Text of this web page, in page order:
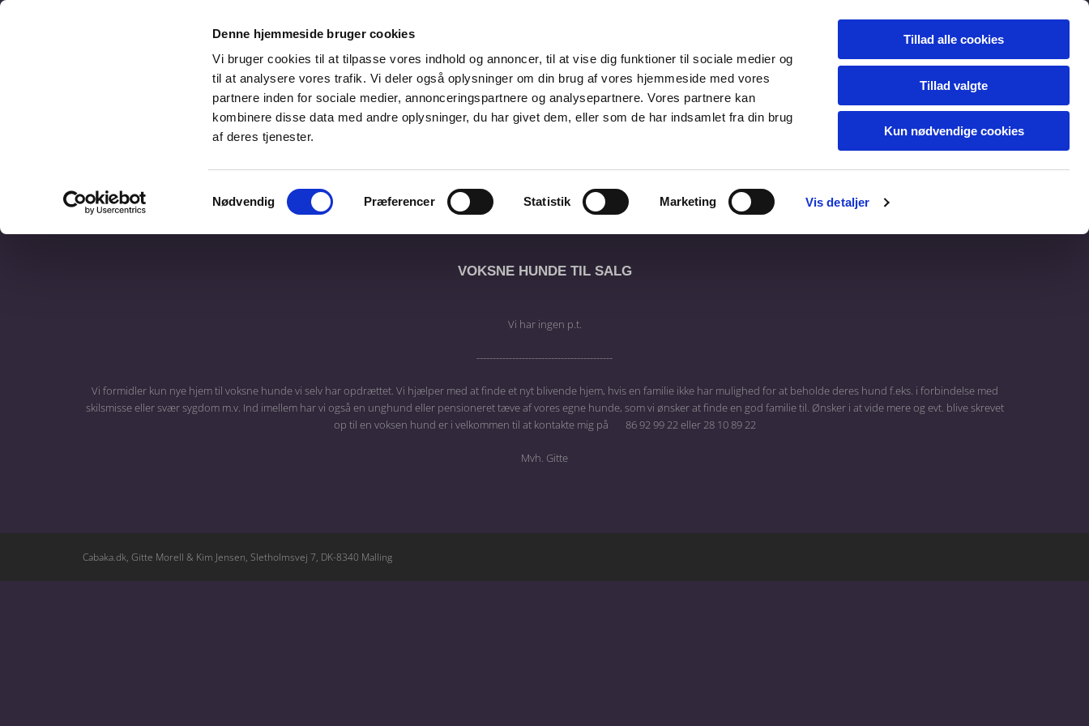
Denne hjemmeside bruger cookies
Vi bruger cookies til at tilpasse vores indhold og annoncer, til at vise dig funktioner til sociale medier og
til at analysere vores trafik. Vi deler også oplysninger om din brug af vores hjemmeside med vores
partnere inden for sociale medier, annonceringspartnere og analysepartnere. Vores partnere kan
kombinere disse data med andre oplysninger, du har givet dem, eller som de har indsamlet fra din brug
af deres tjenester.
Nødvendig Præferencer Statistik Marketing Vis detaljer
Tillad alle cookies
Tillad valgte
Kun nødvendige cookies
HJEM NYT UDSTILLING HUNDE HVALPE KULDINFO RACEN FOTOALBUM KONTAKT LINKS
VOKSNE HUNDE TIL SALG
Vi har ingen p.t.
------------------------------------------
Vi formidler kun nye hjem til voksne hunde vi selv har opdrættet. Vi hjælper med at finde et nyt blivende hjem, hvis en familie ikke har mulighed for at beholde deres hund f.eks. i forbindelse med
skilsmisse eller svær sygdom m.v. Ind imellem har vi også en unghund eller pensioneret tæve af vores egne hunde, som vi ønsker at finde en god familie til. Ønsker i at vide mere og evt. blive skrevet
op til en voksen hund er i velkommen til at kontakte mig på 86 92 99 22 eller 28 10 89 22
Mvh. Gitte
Cabaka.dk, Gitte Morell & Kim Jensen, Sletholmsvej 7, DK-8340 Malling